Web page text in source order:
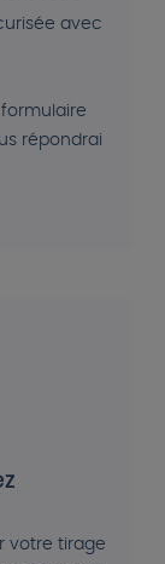
avec
répondrai
votre tirage